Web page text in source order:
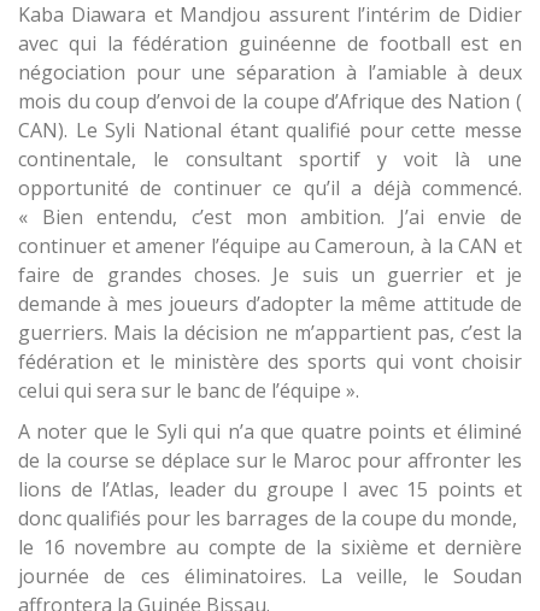
Kaba Diawara et Mandjou assurent l’intérim de Didier
avec qui la fédération guinéenne de football est en
négociation pour une séparation à l’amiable à deux
mois du coup d’envoi de la coupe d’Afrique des Nation (
CAN). Le Syli National étant qualifié pour cette messe
continentale, le consultant sportif y voit là une
opportunité de continuer ce qu’il a déjà commencé.
« Bien entendu, c’est mon ambition. J’ai envie de
continuer et amener l’équipe au Cameroun, à la CAN et
faire de grandes choses. Je suis un guerrier et je
demande à mes joueurs d’adopter la même attitude de
guerriers. Mais la décision ne m’appartient pas, c’est la
fédération et le ministère des sports qui vont choisir
celui qui sera sur le banc de l’équipe ».
A noter que le Syli qui n’a que quatre points et éliminé
de la course se déplace sur le Maroc pour affronter les
lions de l’Atlas, leader du groupe I avec 15 points et
donc qualifiés pour les barrages de la coupe du monde,
le 16 novembre au compte de la sixième et dernière
journée de ces éliminatoires. La veille, le Soudan
affrontera la Guinée Bissau.